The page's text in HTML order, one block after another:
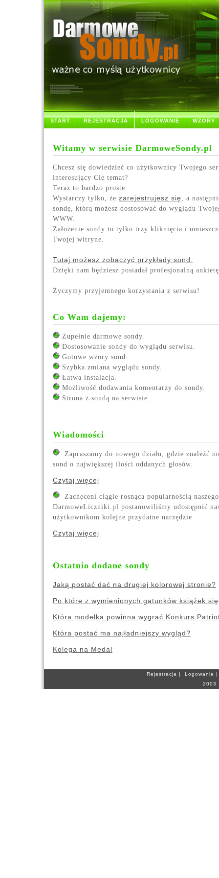
START REJESTRACJA LOGOWANIE WZORY
Witamy w serwisie DarmoweSondy.pl
Chcesz się dowiedzieć co użytkownicy Twojego
interesujący Cię temat?
Teraz to bardzo proste.
Wystarczy tylko, że zarejestrujesz się
, a
sondę, którą możesz dostosować do wyglądu
WWW.
Założenie sondy to tylko trzy kliknięcia i
Twojej witryne.
Tutaj możesz zobaczyć przykłady sond.
Dzięki nam będziesz posiadał profesjonalną
Życzymy przyjemnego korzystania z serwisu!
Co Wam dajemy:
Zupełnie darmowe sondy.
Dostosowanie sondy do wyglądu serwisu.
Gotowe wzory sond.
Szybka zmiana wyglądu sondy.
Łatwa instalacja.
Możliwość dodawania komentarzy do sondy.
Strona z sondą na serwisie.
Wiadomości
Zapraszamy do nowego działu, gdzie znaleźć
sond o największej ilości oddanych głosów.
Czytaj więcej
Zachęceni ciągle rosnąca popularnością
DarmoweLiczniki.pl postanowiliśmy udostępnić
użytkownikom kolejne przydatne narzędzie.
Czytaj więcej
Ostatnio dodane sondy
Jaką postać dać na drugiej kolorowej stronie?
Po które z wymienionych gatunków książek
Która modelka powinna wygrać Konkurs
Która postać ma najładniejszy wygląd?
Kolega na Medal
Rejestracja | Logowanie
2003